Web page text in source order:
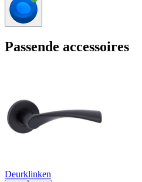
Passende accessoires
Deurklinken